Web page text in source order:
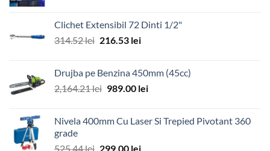
fost:
12,867.48 lei.
7,800.00 lei.
Clichet Extensibil 72 Dinti 1/2"
314.52lei Prețul
fost:
314.52 lei.
216.53 leiPrețul
216.53 lei.
Drujba pe Benzina 450mm (45cc)
2,164.21lei Prețul
fost:
989.00 leiPrețul
989.00 lei.
Nivela 400mm Cu Laser Si Trepied Pivotant 360
grade
525.44lei Prețul
299.00 leiPrețul